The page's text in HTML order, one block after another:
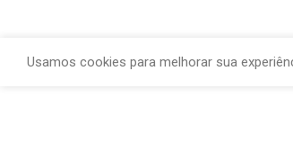
Usamos cookies para melhorar sua